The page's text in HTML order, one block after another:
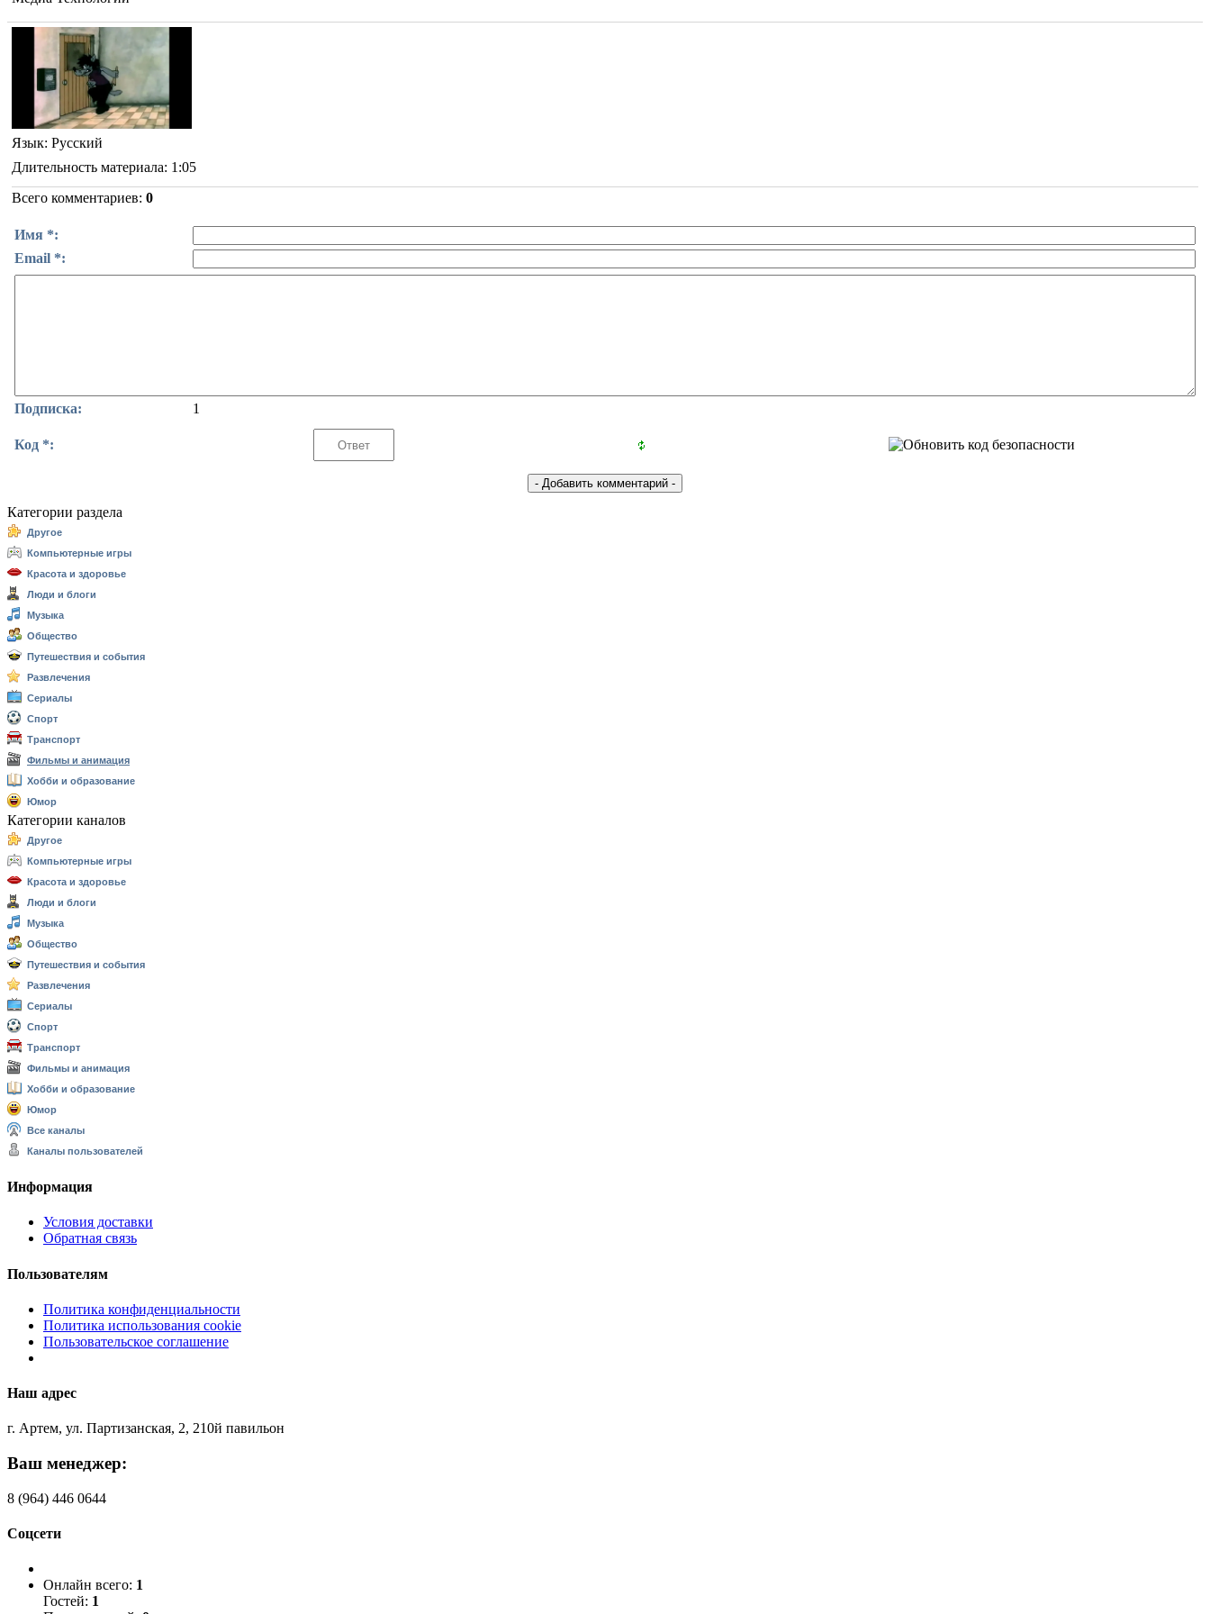
Язык: Русский
Длительность материала: 1:05
Всего комментариев: 0
Имя *:
Email *:
Подписка: 1
Код *:
Категории раздела
Другое
Компьютерные игры
Красота и здоровье
Люди и блоги
Музыка
Общество
Путешествия и события
Развлечения
Сериалы
Спорт
Транспорт
Фильмы и анимация
Хобби и образование
Юмор
Категории каналов
Другое
Компьютерные игры
Красота и здоровье
Люди и блоги
Музыка
Общество
Путешествия и события
Развлечения
Сериалы
Спорт
Транспорт
Фильмы и анимация
Хобби и образование
Юмор
Все каналы
Каналы пользователей
Информация
Условия доставки
Обратная связь
Пользователям
Политика конфиденциальности
Политика использования cookie
Пользовательское соглашение
Наш адрес
г. Артем, ул. Партизанская, 2, 210й павильон
Ваш менеджер:
8 (964) 446 0644
Соцсети
Онлайн всего: 1
Гостей: 1